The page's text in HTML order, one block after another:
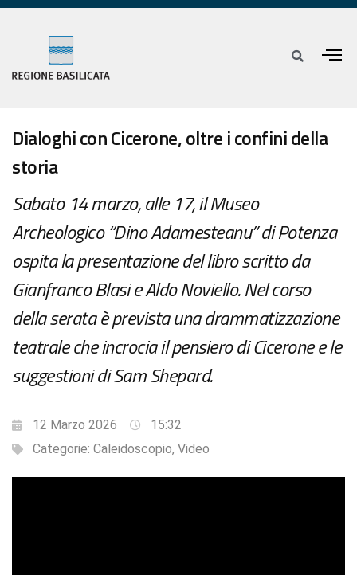
Dialoghi con Cicerone, oltre i confini della
storia
Sabato 14 marzo, alle 17, il Museo
Archeologico “Dino Adamesteanu” di Potenza
ospita la presentazione del libro scritto da
Gianfranco Blasi e Aldo Noviello. Nel corso
della serata è prevista una drammatizzazione
teatrale che incrocia il pensiero di Cicerone e le
suggestioni di Sam Shepard.
12 Marzo 2026
15:32
Categorie: Caleidoscopio, Video